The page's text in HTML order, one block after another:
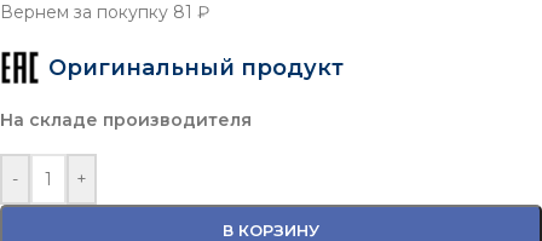
Вернем за покупку 81 ₽
Оригинальный продукт
На складе производителя
- +
В КОРЗИНУ